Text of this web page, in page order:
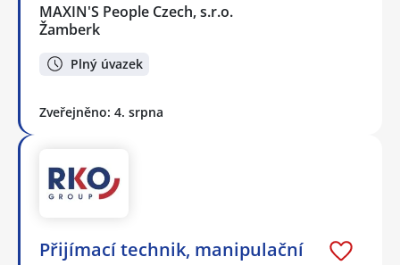
MAXIN'S People Czech, s.r.o.
Žamberk
Plný úvazek
Zveřejněno: 4. srpna
Přijímací technik, manipulační